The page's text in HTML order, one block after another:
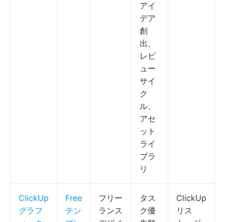
アイ
デア
創
出、
レビ
ュー
サイ
ク
ル、
アセ
ット
ライ
ブラ
リ
ClickUp
グラフ
Free
テン
フリー
ランス
タス
ク優
ClickUp
リス